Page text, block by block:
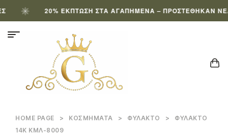
20% ΈΚΠΤΩΣΗ ΣΤΑ ΑΓΑΠΗΜΈΝΑ – ΠΡΟΣΤΈΘΗΚΑΝ ΝΈΑ
HOME PAGE > ΚΟΣΜΉΜΑΤΑ > ΦΥΛΑΚΤΌ >
ΦΥΛΑΚΤΌ
14Κ ΚΜΛ-8009